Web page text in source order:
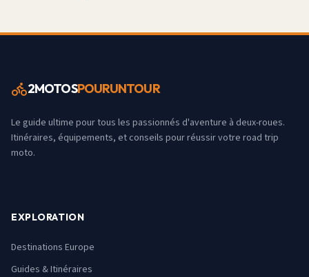
2MOTOSPOURUNTOUR
Le guide ultime pour tous les passionnés d'aventure à deux-roues.
Itinéraires, équipements, et conseils pour réussir votre road trip
moto.
EXPLORATION
Destinations Europe
Guides & Itinéraires